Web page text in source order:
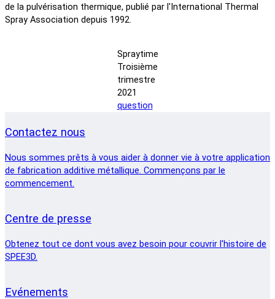
de la pulvérisation thermique, publié par l'International Thermal
Spray Association depuis 1992.
Spraytime
Troisième
trimestre
2021
question
Contactez nous
Nous sommes prêts à vous aider à donner vie à votre application
de fabrication additive métallique. Commençons par le
commencement.
Centre de presse
Obtenez tout ce dont vous avez besoin pour couvrir l'histoire de
SPEE3D.
Evénements